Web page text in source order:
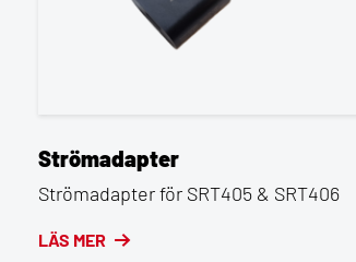
Strömadapter
Strömadapter för SRT405 & SRT406
LÄS MER